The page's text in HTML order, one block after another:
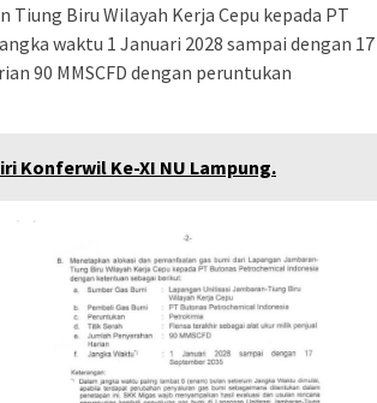
Biru Wilayah Kerja Cepu kepada PT
waktu 1 Januari 2028 sampai dengan 17
90 MMSCFD dengan peruntukan
Konferwil Ke-XI NU Lampung.